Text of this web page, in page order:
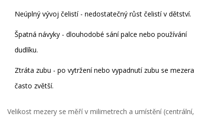
Neúplný vývoj čelistí - nedostatečný růst čelistí v dětství.
Špatná návyky - dlouhodobé sání palce nebo používání
dudlíku.
Ztráta zubu - po vytržení nebo vypadnutí zubu se mezera
často zvětší.
Velikost mezery se měří v milimetrech a umístění (centrální,